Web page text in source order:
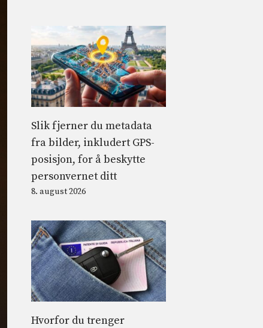
Slik fjerner du metadata
fra bilder, inkludert GPS-
posisjon, for å beskytte
personvernet ditt
8. august 2026
Hvorfor du trenger